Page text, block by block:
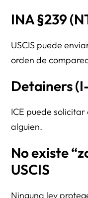
INA §239
USCIS puede
orden de
Detainers
ICE puede
alguien.
No existe
USCIS
Ninguna ley